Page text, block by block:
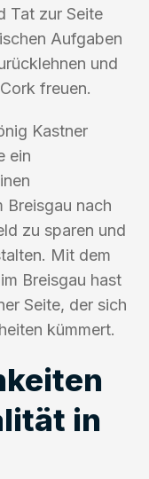
Tat zur Seite
Aufgaben
und
freuen.
Kastner
ein
Breisgau nach
zu sparen und
Mit dem
Breisgau hast
Seite, der sich
kümmert.
in